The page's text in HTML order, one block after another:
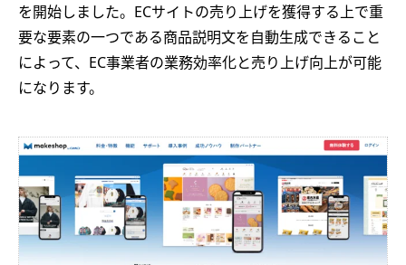
を開始しました。ECサイトの売り上げを獲得する上で重
要な要素の一つである商品説明文を自動生成できること
によって、EC事業者の業務効率化と売り上げ向上が可能
になります。